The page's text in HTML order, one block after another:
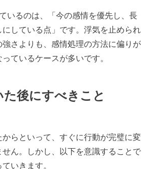
いるのは、「今の感情を優先し、長
している点」です。浮気を止められ
さよりも、感情処理の方法に偏りが
ているケースが多いです。
後にすべきこと
らといって、すぐに行動が完璧に変
ん。しかし、以下を意識することで
いきます。